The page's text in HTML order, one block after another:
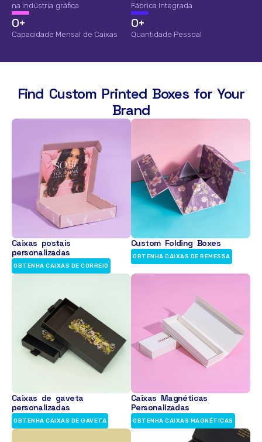
na indústria gráfica Fábrica Integrada
Capacidade Mensal de Caixas
0+
Quantidade Pessoal
0+
Find Custom Printed Boxes for Your
Brand
Caixas postais
personalizadas
OBTENHA CAIXAS DE CORREIO
Custom Folding Boxes
OBTENHA CAIXAS DE REMESSA
Caixas de gaveta
personalizadas
OBTENHA CAIXAS DE GAVETA
Caixas Magnéticas
Personalizadas
OBTENHA CAIXAS MAGNÉTICAS